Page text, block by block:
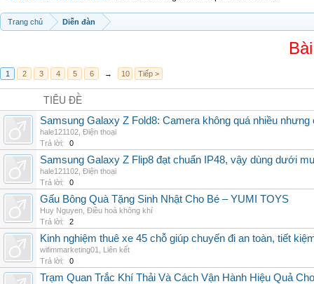
Trang chủ Diễn đàn
1 2 3 4 5 6 → 10 Tiếp >
TIÊU ĐỀ
Samsung Galaxy Z Fold8: Camera không quá nhiều nhưng
hale121102 Điện thoại
Trả lời:
0
Samsung Galaxy Z Flip8 đạt chuẩn IP48, vậy dùng dưới
hale121102 Điện thoại
Trả lời:
0
Gấu Bông Quà Tặng Sinh Nhật Cho Bé – YUMI TOYS
Huy Nguyen Điều hoà không khí
Trả lời:
2
Kinh nghiệm thuê xe 45 chỗ giúp chuyến đi an toàn, tiết
wifimmarketing01
Liên kết
Trả lời:
0
Trạm Quan Trắc Khí Thải Và Cách Vận Hành Hiệu Quả